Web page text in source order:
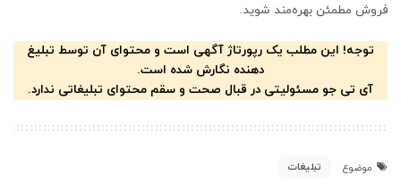
فروش مطمئن بهره‌مند شوید.
توجه! این مطلب یک رپورتاژ آگهی است و محتوای آن توسط تبلیغ
دهنده نگارش شده است.
آی تی جو مسئولیتی در قبال صحت و سقم محتوای تبلیغاتی ندارد.
موضوع تبلیغات